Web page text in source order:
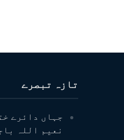
تازہ تبصرے
جہاں دائرے
نعیم اللہ